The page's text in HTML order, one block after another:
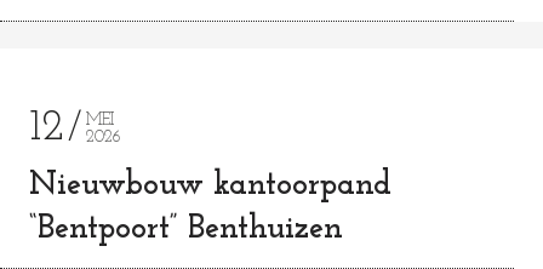
12
MEI
2026
Nieuwbouw kantoorpand
“Bentpoort” Benthuizen